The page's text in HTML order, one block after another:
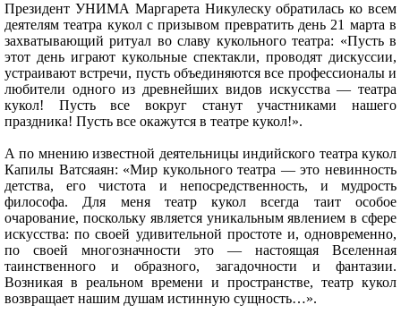
Президент УНИМА Маргарета Никулеску обратилась ко всем
деятелям театра кукол с призывом превратить день 21 марта в
захватывающий ритуал во славу кукольного театра: «Пусть в
этот день играют кукольные спектакли, проводят дискуссии,
устраивают встречи, пусть объединяются все профессионалы и
любители одного из древнейших видов искусства — театра
кукол! Пусть все вокруг станут участниками нашего
праздника! Пусть все окажутся в театре кукол!».
А по мнению известной деятельницы индийского театра кукол
Капилы Ватсяаян: «Мир кукольного театра — это невинность
детства, его чистота и непосредственность, и мудрость
философа. Для меня театр кукол всегда таит особое
очарование, поскольку является уникальным явлением в сфере
искусства: по своей удивительной простоте и, одновременно,
по своей многозначности это — настоящая Вселенная
таинственного и образного, загадочности и фантазии.
Возникая в реальном времени и пространстве, театр кукол
возвращает нашим душам истинную сущность…».